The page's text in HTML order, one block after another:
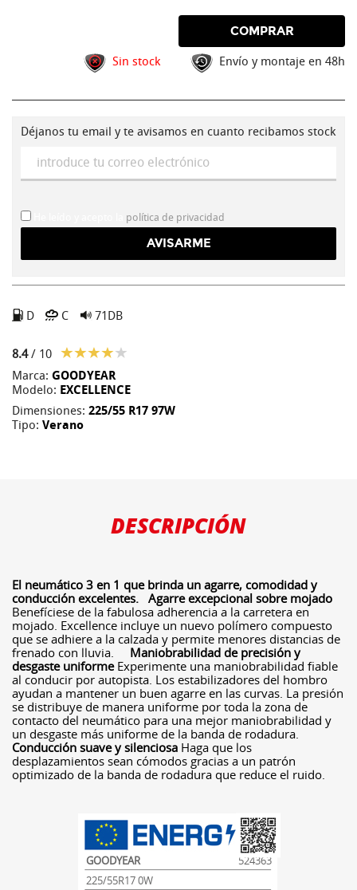
COMPRAR
Sin stock Envío y montaje en 48h
Déjanos tu email y te avisamos en cuanto recibamos stock
política de privacidad
D C 71DB
8.4/ 10
Marca: GOODYEAR
Modelo: EXCELLENCE
Dimensiones: 225/55 R17 97W
Tipo: Verano
DESCRIPCIÓN
El neumático 3 en 1 que brinda un agarre, comodidad y
conducción excelentes. Agarre excepcional sobre mojado
Benefíciese de la fabulosa adherencia a la carretera en
mojado. Excellence incluye un nuevo polímero compuesto
que se adhiere a la calzada y permite menores distancias de
frenado con lluvia. Maniobrabilidad de precisión y
desgaste uniformeExperimente una maniobrabilidad fiable
al conducir por autopista. Los estabilizadores del hombro
ayudan a mantener un buen agarre en las curvas. La presión
se distribuye de manera uniforme por toda la zona de
contacto del neumático para una mejor maniobrabilidad y
un desgaste más uniforme de la banda de rodadura.
Conducción suave y silenciosa Haga que los
desplazamientos sean cómodos gracias a un patrón
optimizado de la banda de rodadura que reduce el ruido.
GOODYEAR
524363
225/55R17 0W